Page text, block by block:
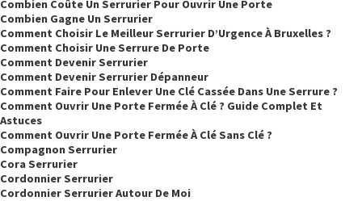
Combien Coûte Un Serrurier Pour Ouvrir Une Porte
Combien Gagne Un Serrurier
Comment Choisir Le Meilleur Serrurier D’Urgence À Bruxelles ?
Comment Choisir Une Serrure De Porte
Comment Devenir Serrurier
Comment Devenir Serrurier Dépanneur
Comment Faire Pour Enlever Une Clé Cassée Dans Une Serrure ?
Comment Ouvrir Une Porte Fermée À Clé ? Guide Complet Et
Astuces
Comment Ouvrir Une Porte Fermée À Clé Sans Clé ?
Compagnon Serrurier
Cora Serrurier
Cordonnier Serrurier
Cordonnier Serrurier Autour De Moi